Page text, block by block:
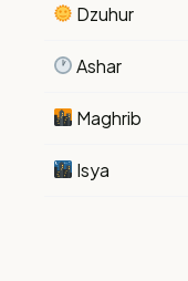
Dzuhur
Ashar
Maghrib
Isya